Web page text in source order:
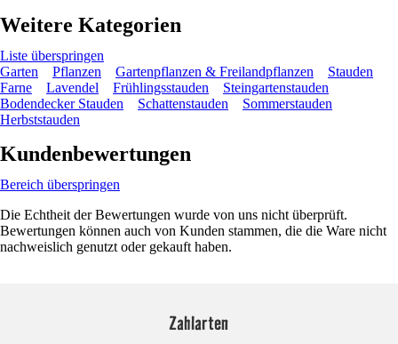
Weitere Kategorien
Liste überspringen
Garten
Pflanzen Gartenpflanzen & Freilandpflanzen
Stauden
Farne
Lavendel Frühlingsstauden
Steingartenstauden
Bodendecker Stauden
Schattenstauden
Sommerstauden
Herbststauden
Kundenbewertungen
Bereich überspringen
Die Echtheit der Bewertungen wurde von uns nicht überprüft.
Bewertungen können auch von Kunden stammen, die die Ware nicht
nachweislich genutzt oder gekauft haben.
Zahlarten